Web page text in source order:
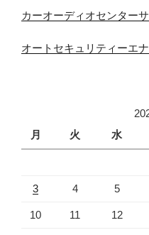
カーオーディオセンター
オートセキュリティーエ
月
火 水
3 4 5
10 11 12